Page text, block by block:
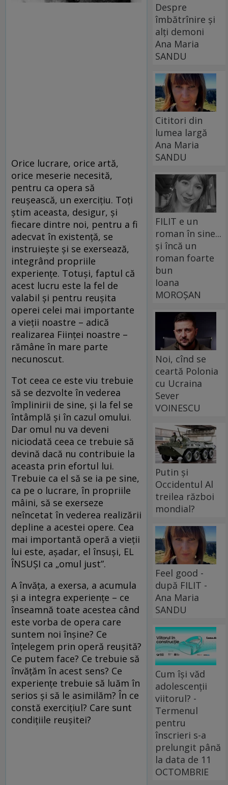
Orice lucrare, orice artă,
orice meserie necesită,
pentru ca opera să
reuşească, un exerciţiu. Toţi
ştim aceasta, desigur, şi
fiecare dintre noi, pentru a fi
adecvat în existenţă, se
instruieşte şi se exersează,
integrând propriile
experienţe. Totuşi, faptul că
acest lucru este la fel de
valabil şi pentru reuşita
operei celei mai importante
a vieţii noastre – adică
realizarea Fiinţei noastre –
rămâne în mare parte
necunoscut.
Tot ceea ce este viu trebuie
să se dezvolte în vederea
împlinirii de sine, şi la fel se
întâmplă şi în cazul omului.
Dar omul nu va deveni
niciodată ceea ce trebuie să
devină dacă nu contribuie la
aceasta prin efortul lui.
Trebuie ca el să se ia pe sine,
ca pe o lucrare, în propriile
mâini, să se exerseze
neîncetat în vederea realizării
depline a acestei opere. Cea
mai importantă operă a vieţii
lui este, aşadar, el însuşi, EL
ÎNSUŞI ca „omul just”.
A învăţa, a exersa, a acumula
şi a integra experienţe – ce
înseamnă toate acestea când
este vorba de opera care
suntem noi înşine? Ce
înţelegem prin operă reuşită?
Ce putem face? Ce trebuie să
învăţăm în acest sens? Ce
experienţe trebuie să luăm în
serios şi să le asimilăm? În ce
constă exerciţiul? Care sunt
condiţiile reuşitei?
Despre
îmbătrînire și
alți demoni
Ana Maria
SANDU
Cititori din
lumea largă
Ana Maria
SANDU
FILIT e un
roman în sine...
și încă un
roman foarte
bun
Ioana
MOROȘAN
Noi, cînd se
ceartă Polonia
cu Ucraina
Sever
VOINESCU
Putin și
Occidentul Al
treilea război
mondial?
Feel good -
după FILIT -
Ana Maria
SANDU
Cum își văd
adolescenții
viitorul? -
Termenul
pentru
înscrieri s-a
prelungit până
la data de 11
OCTOMBRIE